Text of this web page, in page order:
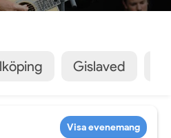
Gislaved
Visa evenemang